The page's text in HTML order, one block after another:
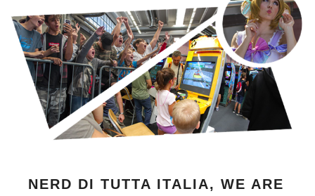
NERD DI TUTTA ITALIA, WE ARE